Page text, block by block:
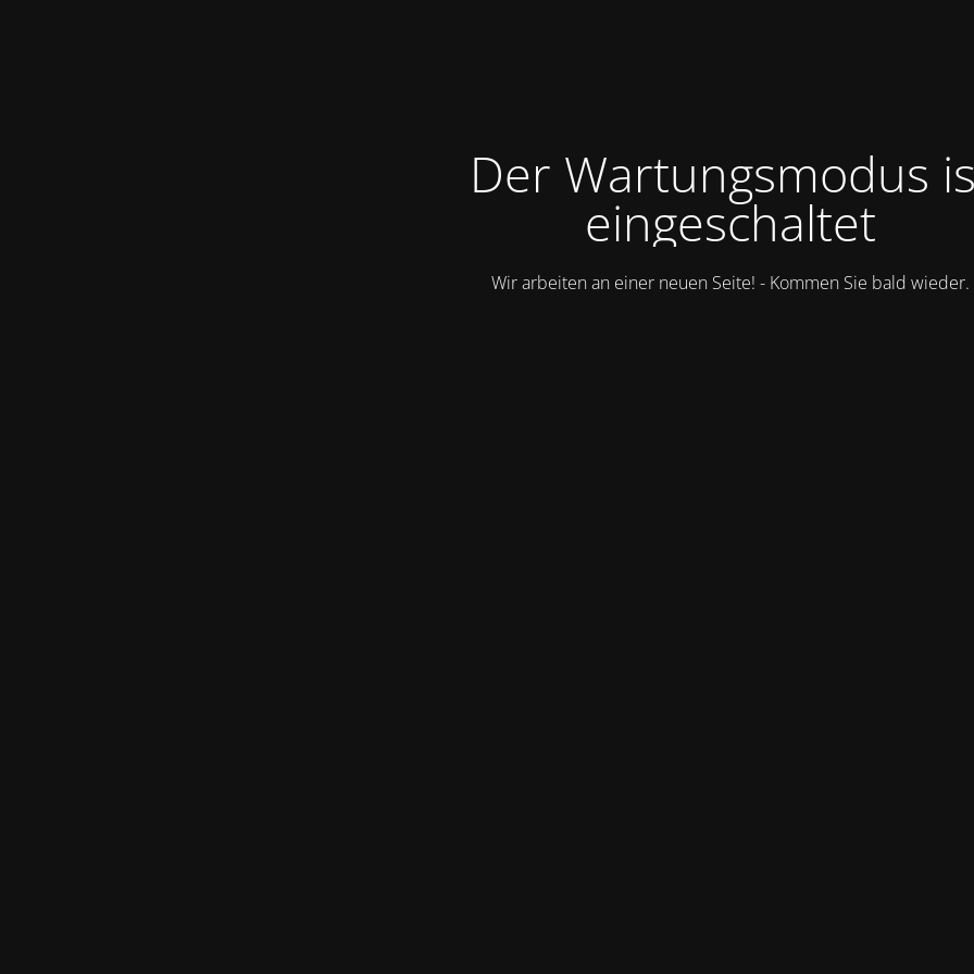
Der Wartungsmodus
eingeschaltet
Wir arbeiten an einer neuen Seite! - Kommen Sie bald wieder.